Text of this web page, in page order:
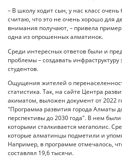
– В школу ходит сын, у нас класс
считаю, что это не очень хорошо для
внимания получают, – привела
одна из опрошенных алматинок.
Среди интересных ответов были и
проблемы – создавать
студентов.
Ощущения жителей о
статистика. Так, на сайте Центра
акиматом, выложен документ от 2022
"Программа развития города Алматы
перспективы до 2030 года". В нем
которыми сталкивается мегаполис.
которые алматинцы подметили и
Например, в программе отмечалось,
составлял 19,6 тысячи.